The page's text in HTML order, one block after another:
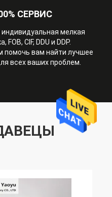
СЕРВИС
мелкая
FOB, CIF, DDU и DDP.
помочь вам найти лучшее
всех ваших проблем.